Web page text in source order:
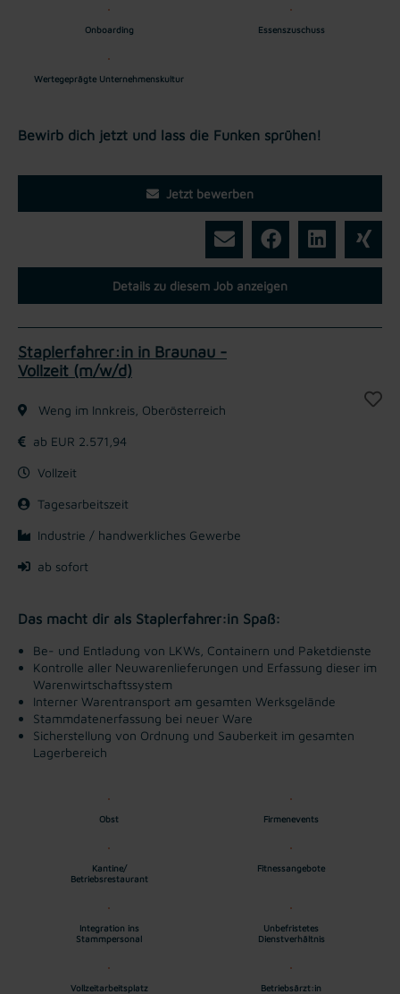
Onboarding Essenszuschuss
Wertegeprägte Unternehmenskultur
Bewirb dich jetzt und lass die Funken sprühen!
Jetzt bewerben
Details zu diesem Job anzeigen
Staplerfahrer:in in Braunau -
Vollzeit (m/w/d)
Weng im Innkreis, Oberösterreich
ab EUR 2.571,94
Vollzeit
Tagesarbeitszeit
Industrie / handwerkliches Gewerbe
ab sofort
Das macht dir als Staplerfahrer:in Spaß:
Be- und Entladung von LKWs, Containern und Paketdienste
Kontrolle aller Neuwarenlieferungen und Erfassung dieser im
Warenwirtschaftssystem
Interner Warentransport am gesamten Werksgelände
Stammdatenerfassung bei neuer Ware
Sicherstellung von Ordnung und Sauberkeit im gesamten
Lagerbereich
Obst Firmenevents
Kantine/
Betriebsrestaurant
Fitnessangebote
Integration ins
Stammpersonal
Unbefristetes
Dienstverhältnis
Vollzeitarbeitsplatz Betriebsärzt:in